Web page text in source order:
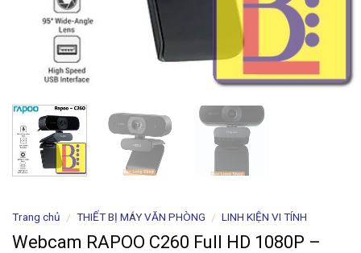
Trang chủ / THIẾT BỊ MÁY VĂN PHÒNG / LINH KIỆN VI TÍNH
Webcam RAPOO C260 Full HD 1080P –